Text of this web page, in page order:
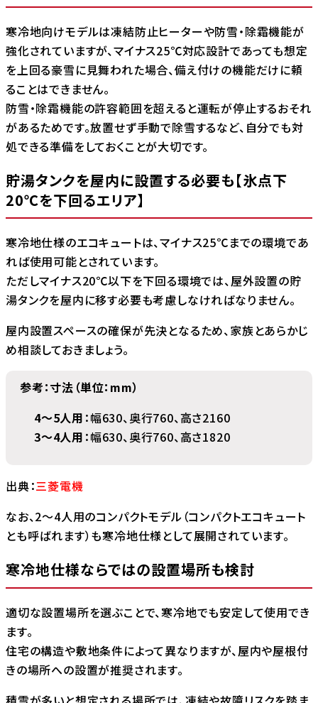
寒冷地向けモデルは凍結防止ヒーターや防雪・除霜機能が
強化されていますが、マイナス25℃対応設計であっても想定
を上回る豪雪に見舞われた場合、備え付けの機能だけに頼
ることはできません。
防雪・除霜機能の許容範囲を超えると運転が停止するおそれ
があるためです。放置せず手動で除雪するなど、自分でも対
処できる準備をしておくことが大切です。
貯湯タンクを屋内に設置する必要も【氷点下
20℃を下回るエリア】
寒冷地仕様のエコキュートは、マイナス25℃までの環境であ
れば使用可能とされています。
ただしマイナス20℃以下を下回る環境では、屋外設置の貯
湯タンクを屋内に移す必要も考慮しなければなりません。
屋内設置スペースの確保が先決となるため、家族とあらかじ
め相談しておきましょう。
参考：寸法（単位：mm）
4～5人用 ：幅630、奥行760、高さ2160
3～4人用 ：幅630、奥行760、高さ1820
出典：三菱電機
なお、2〜4人用のコンパクトモデル（コンパクトエコキュート
とも呼ばれます）も寒冷地仕様として展開されています。
寒冷地仕様ならではの設置場所も検討
適切な設置場所を選ぶことで、寒冷地でも安定して使用でき
ます。
住宅の構造や敷地条件によって異なりますが、屋内や屋根付
きの場所への設置が推奨されます。